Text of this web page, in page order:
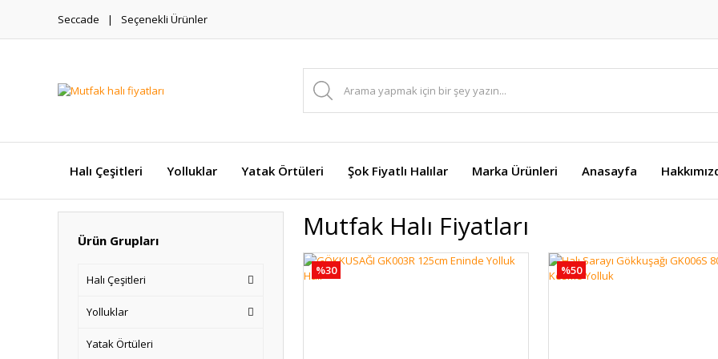
Seccade Seçenekli Ürünler
Halı Çeşitleri Yolluklar Yatak Örtüleri Şok Fiyatlı Halılar Marka Ürünleri Anasayfa
Ürün Grupları
Halı Çeşitleri
Yolluklar
Yatak Örtüleri
Mutfak Halı Fiyatları
%30 %50